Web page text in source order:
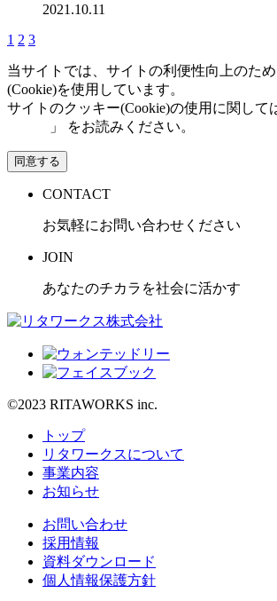
2021.10.11
1 2 3
当サイトでは、サイトの利便性向上のた
(Cookie)を使用しています。
サイトのクッキー(Cookie)の使用に関して
」 をお読みください。
同意する
CONTACT
お気軽にお問い合わせください
JOIN
あなたのチカラを社会に活かす
©2023 RITAWORKS inc.
トップ
リタワークスについて
事業内容
お知らせ
お問い合わせ
採用情報
資料ダウンロード
個人情報保護方針